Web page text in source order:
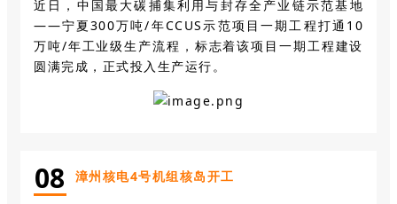
近日，中国最大碳捕集利用与封存全产业链示范基地
——宁夏300万吨/年CCUS示范项目一期工程打通10
万吨/年工业级生产流程，标志着该项目一期工程建设
圆满完成，正式投入生产运行。
08 漳州核电4号机组核岛开工